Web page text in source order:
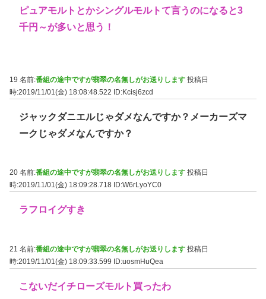
ピュアモルトとかシングルモルトて言うのになると3
千円～が多いと思う！
19 名前:番組の途中ですが翡翠の名無しがお送りします 投稿日
時:2019/11/01(金) 18:08:48.522 ID:Kcisj6zcd
ジャックダニエルじゃダメなんですか？メーカーズマ
ークじゃダメなんですか？
20 名前:番組の途中ですが翡翠の名無しがお送りします 投稿日
時:2019/11/01(金) 18:09:28.718 ID:W6rLyoYC0
ラフロイグすき
21 名前:番組の途中ですが翡翠の名無しがお送りします 投稿日
時:2019/11/01(金) 18:09:33.599 ID:uosmHuQea
こないだイチローズモルト買ったわ